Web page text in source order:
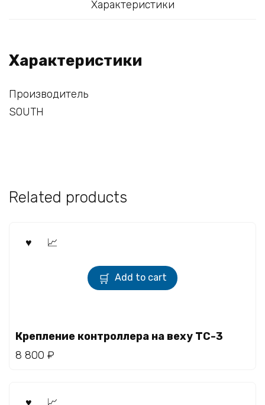
Характеристики
Характеристики
Производитель
SOUTH
Related products
Add to cart
Крепление контроллера на веху TC-3
8 800 ₽